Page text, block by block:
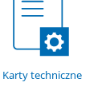
Karty techniczne